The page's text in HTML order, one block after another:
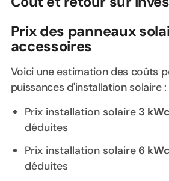
Prix des panneaux
accessoires
Voici une estimation des coûts
puissances d'installation solaire :
Prix installation solaire 3
déduites
Prix installation solaire 6
déduites